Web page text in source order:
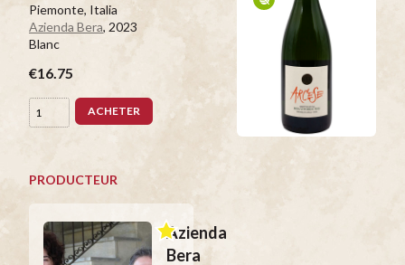
Piemonte, Italia
Azienda Bera, 2023
Blanc
€16.75
ACHETER
PRODUCTEUR
Azienda
Bera